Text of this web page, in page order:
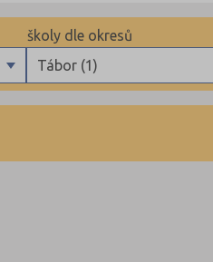
Tábor (1)
školy dle okresů
Brno-město (4)